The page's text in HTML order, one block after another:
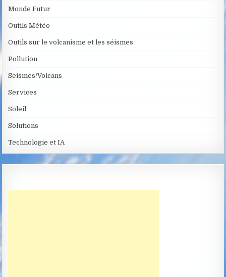
Monde Futur
Outils Météo
Outils sur le volcanisme et les séismes
Pollution
Seismes/Volcans
Services
Soleil
Solutions
Technologie et IA